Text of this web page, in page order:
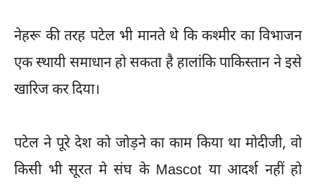
नेहरू की तरह पटेल भी मानते थे कि कश्मीर का विभाजन
एक स्थायी समाधान हो सकता है हालांकि पाकिस्तान ने इसे
खारिज कर दिया।
पटेल ने पूरे देश को जोड़ने का काम किया था मोदीजी, वो
किसी भी सूरत मे संघ के Mascot या आदर्श नहीं हो